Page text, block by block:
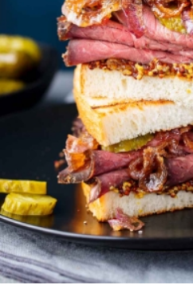
Σάντουιτς με παστράμι,
ψωμί. Pastrami sandwich,
πλούσιο σε γεύση και
2 τεμάχια 5 λεπτά 5 λεπτά